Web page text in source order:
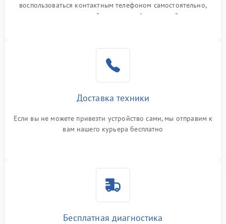
воспользоваться контактным телефоном самостоятельно,
или оставить свой номер телефона на сайте
Доставка техники
Если вы не можете привезти устройство сами, мы отправим к
вам нашего курьера бесплатно
Бесплатная диагностика